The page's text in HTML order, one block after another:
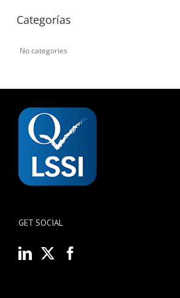
Categorías
No categories
GET SOCIAL